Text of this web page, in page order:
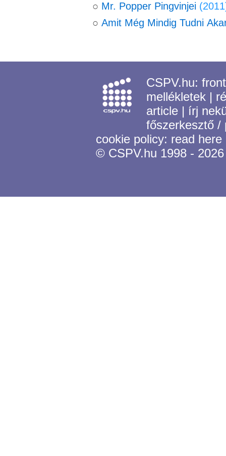
○ Mr. Popper Pingvinjei
○ Amit Még Mindig Tudni
CSPV.hu:
mellékletek |
article | írj
főszerkesztő
cookie policy: read here
© CSPV.hu 1998 - 2026